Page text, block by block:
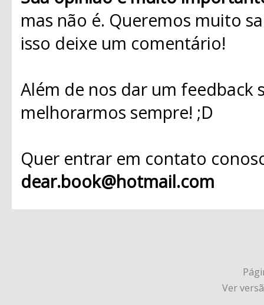
mas não é. Queremos muito
isso deixe um comentário!
Além de nos dar um
melhorarmos sempre! ;D
Quer entrar em contato
dear.book@hotmail.com
Ver